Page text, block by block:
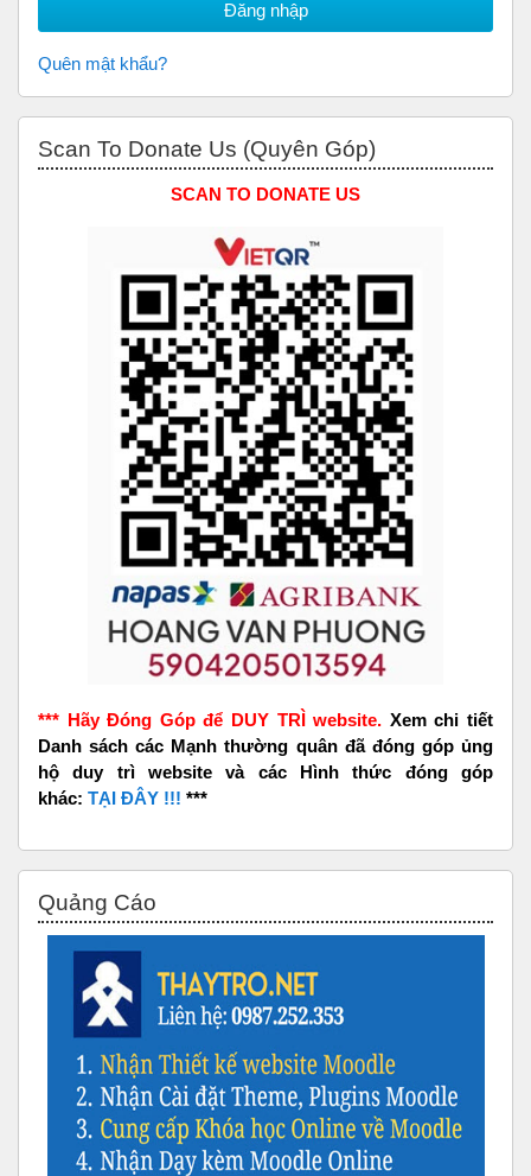
Quên mật khẩu?
Scan To Donate Us (Quyên Góp)
SCAN TO DONATE US
*** Hãy Đóng Góp để DUY TRÌ website. Xem chi tiết
Danh sách các Mạnh thường quân đã đóng góp ủng
hộ duy trì website và các Hình thức đóng góp
khác: TẠI ĐÂY !!! ***
Quảng Cáo